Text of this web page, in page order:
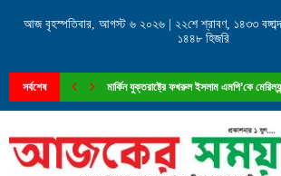
আজ বৃহস্পতিবার, আগস্ট ৬ ২০২৬ | ২২শে শ্রাবণ, ১৪৩৩
১৪৪৮ হিজরি
সর্বশেষ মার্কিন যুক্তরাষ্ট্রে ফখরুল ইসলাম এমপি’কে